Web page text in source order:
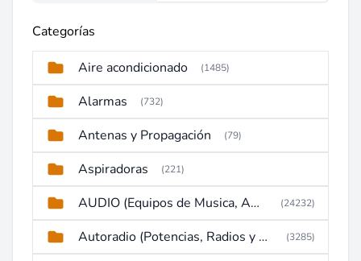
Categorías
Aire acondicionado (1485)
Alarmas (732)
Antenas y Propagación (79)
Aspiradoras (221)
AUDIO (Equipos de Musica, Amplificadores, Reproductores, Etc) (24232)
Autoradio (Potencias, Radios y DVD) (3285)